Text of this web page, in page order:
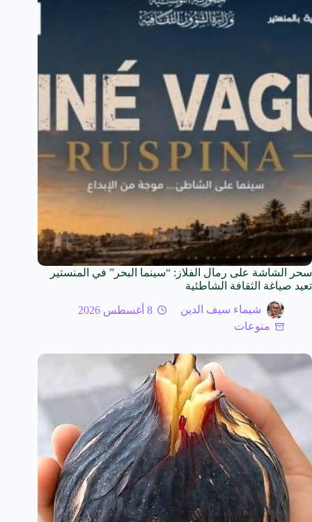
سحر الشاشة على رمال الفلاز: “سينما البحر” في المنستير
تعيد صياغة الثقافة الشاطئية
شيماء سيف الدين
8 أغسطس 2026
منوعات